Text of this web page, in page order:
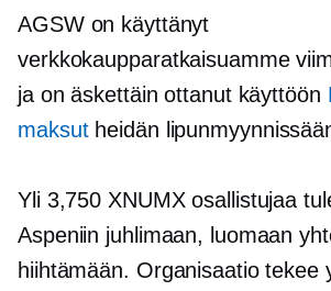
AGSW on käyttänyt
verkkokaupparatkaisuamme
ja on äskettäin ottanut käyttöön
maksutheidän
Yli 3,750 XNUMX osallistujaa
Aspeniin juhlimaan, luomaan
hiihtämään. Organisaatio tekee